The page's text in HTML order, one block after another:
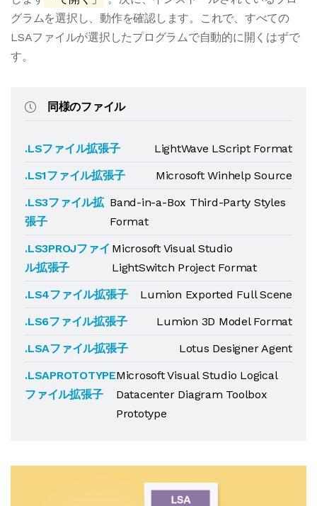
グラムを選択し、動作を確認します。これで、すべての
LSAファイルが選択したプログラムで自動的に開くはずで
す。
同様のファイル
.LSファイル拡張子
LightWave LScript Format
.LS1ファイル拡張子
Microsoft Winhelp Source
.LS3ファイル拡
張子
Band-in-a-Box Third-Party Styles
Format
.LS3PROJファイ
ル拡張子
Microsoft Visual Studio
LightSwitch Project Format
.LS4ファイル拡張子
Lumion Exported Full Scene
.LS6ファイル拡張子
Lumion 3D Model Format
.LSAファイル拡張子
Lotus Designer Agent
.LSAPROTOTYPE
ファイル拡張子
Microsoft Visual Studio Logical
Datacenter Diagram Toolbox
Prototype